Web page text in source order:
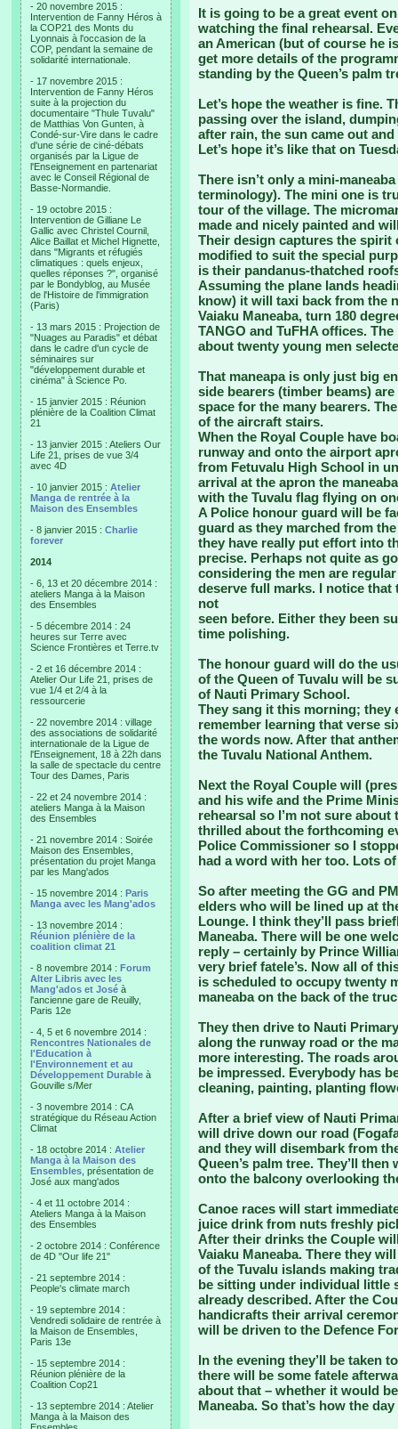
- 20 novembre 2015 :
Intervention de Fanny Héros à
la COP21 des Monts du
Lyonnais à l'occasion de la
COP, pendant la semaine de
solidarité internationale.
- 17 novembre 2015 :
Intervention de Fanny Héros
suite à la projection du
documentaire "Thule Tuvalu"
de Matthias Von Gunten, à
Condé-sur-Vire dans le cadre
d'une série de ciné-débats
organisés par la Ligue de
l'Enseignement en partenariat
avec le Conseil Régional de
Basse-Normandie.
- 19 octobre 2015 :
Intervention de Gilliane Le
Gallic avec Christel Cournil,
Alice Baillat et Michel Hignette,
dans "Migrants et réfugiés
climatiques : quels enjeux,
quelles réponses ?", organisé
par le Bondyblog, au Musée
de l'Histoire de l'immigration
(Paris)
- 13 mars 2015 : Projection de
"Nuages au Paradis" et débat
dans le cadre d'un cycle de
séminaires sur
"développement durable et
cinéma" à Science Po.
- 15 janvier 2015 : Réunion
plénière de la Coalition Climat
21
- 13 janvier 2015 : Ateliers Our
Life 21, prises de vue 3/4
avec 4D
- 10 janvier 2015 : Atelier
Manga de rentrée à la
Maison des Ensembles
- 8 janvier 2015 : Charlie
forever
2014
- 6, 13 et 20 décembre 2014 :
ateliers Manga à la Maison
des Ensembles
- 5 décembre 2014 : 24
heures sur Terre avec
Science Frontières et Terre.tv
- 2 et 16 décembre 2014 :
Atelier Our Life 21, prises de
vue 1/4 et 2/4 à la
ressourcerie
- 22 novembre 2014 : village
des associations de solidarité
internationale de la Ligue de
l'Enseignement, 18 à 22h dans
la salle de spectacle du centre
Tour des Dames, Paris
- 22 et 24 novembre 2014 :
ateliers Manga à la Maison
des Ensembles
- 21 novembre 2014 : Soirée
Maison des Ensembles,
présentation du projet Manga
par les Mang'ados
- 15 novembre 2014 : Paris
Manga avec les Mang'ados
- 13 novembre 2014 :
Réunion plénière de la
coalition climat 21
- 8 novembre 2014 : Forum
Alter Libris avec les
Mang'ados et José à
l'ancienne gare de Reuilly,
Paris 12e
- 4, 5 et 6 novembre 2014 :
Rencontres Nationales de
l'Education à
l'Environnement et au
Développement Durable à
Gouville s/Mer
- 3 novembre 2014 : CA
stratégique du Réseau Action
Climat
- 18 octobre 2014 : Atelier
Manga à la Maison des
Ensembles , présentation de
José aux mang'ados
- 4 et 11 octobre 2014 :
Ateliers Manga à la Maison
des Ensembles
- 2 octobre 2014 : Conférence
de 4D "Our life 21"
- 21 septembre 2014 :
People's climate march
- 19 septembre 2014 :
Vendredi solidaire de rentrée à
la Maison de Ensembles,
Paris 13e
- 15 septembre 2014 :
Réunion plénière de la
Coalition Cop21
- 13 septembre 2014 : Atelier
Manga à la Maison des
It is going to be a great event
watching the final rehearsal.
an American (but of course he
get more details of the
standing by the Queen’s palm
Let’s hope the weather is fine.
passing over the island,
after rain, the sun came out
Let’s hope it’s like that on
There isn’t only a mini-
terminology). The mini one is
tour of the village. The
made and nicely painted and
Their design captures the spirit
modified to suit the special
is their pandanus-thatched
Assuming the plane lands
know) it will taxi back from the
Vaiaku Maneaba, turn 180
TANGO and TuFHA offices.
about twenty young men
That maneapa is only just big
side bearers (timber beams)
space for the many bearers.
of the aircraft stairs.
When the Royal Couple have
runway and onto the airport
from Fetuvalu High School in
arrival at the apron the
with the Tuvalu flag flying on
A Police honour guard will be
guard as they marched from
they have really put effort into
precise. Perhaps not quite as
considering the men are
deserve full marks. I notice
not
seen before. Either they been
time polishing.
The honour guard will do the
of the Queen of Tuvalu will be
of Nauti Primary School.
They sang it this morning; they
remember learning that verse
the words now. After that
the Tuvalu National Anthem.
Next the Royal Couple will
and his wife and the Prime
rehearsal so I’m not sure
thrilled about the forthcoming
Police Commissioner so I
had a word with her too. Lots
So after meeting the GG and
elders who will be lined up at
Lounge. I think they’ll pass
Maneaba. There will be one
reply – certainly by Prince
very brief fatele’s. Now all of
is scheduled to occupy twenty
maneaba on the back of the
They then drive to Nauti
along the runway road or the
more interesting. The roads
be impressed. Everybody has
cleaning, painting, planting
After a brief view of Nauti
will drive down our road
and they will disembark from
Queen’s palm tree. They’ll
onto the balcony overlooking
Canoe races will start
juice drink from nuts freshly
After their drinks the Couple
Vaiaku Maneaba. There they
of the Tuvalu islands making
be sitting under individual little
already described. After the
handicrafts their arrival
will be driven to the Defence
In the evening they’ll be taken
there will be some fatele
about that – whether it would
Maneaba. So that’s how the